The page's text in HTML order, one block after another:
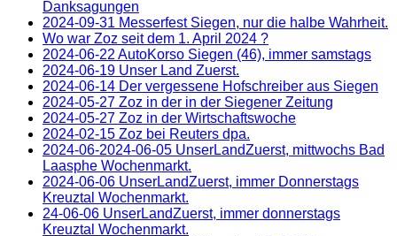
Danksagungen
2024-09-31 Messerfest Siegen, nur die halbe Wahrheit.
Wo war Zoz seit dem 1. April 2024 ?
2024-06-22 AutoKorso Siegen (46), immer samstags
2024-06-19 Unser Land Zuerst.
2024-06-14 Der vergessene Hofschreiber aus Siegen
2024-05-27 Zoz in der in der Siegener Zeitung
2024-05-27 Zoz in der Wirtschaftswoche
2024-02-15 Zoz bei Reuters dpa.
2024-06-2024-06-05 UnserLandZuerst, mittwochs Bad
Laasphe Wochenmarkt.
2024-06-06 UnserLandZuerst, immer Donnerstags
Kreuztal Wochenmarkt.
24-06-06 UnserLandZuerst, immer donnerstags
Kreuztal Wochenmarkt.